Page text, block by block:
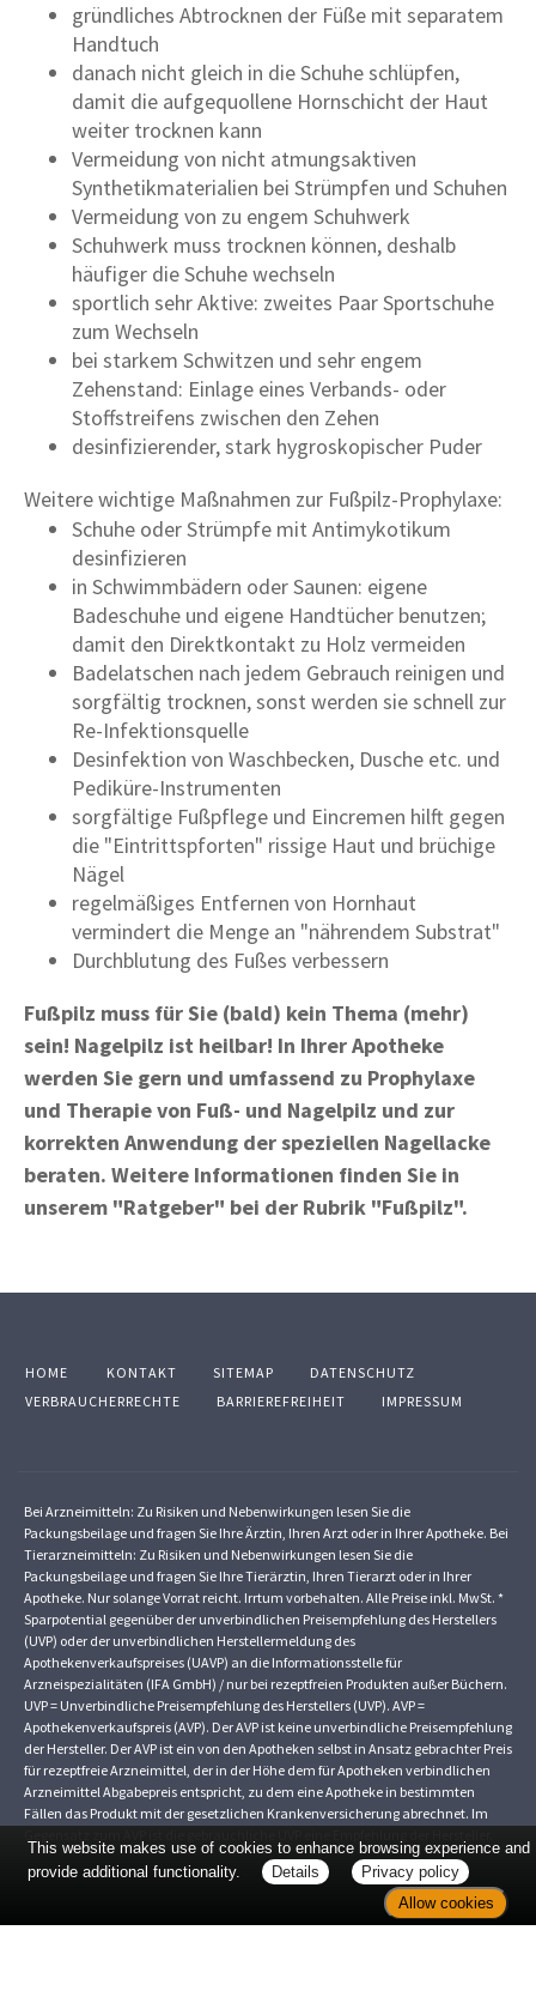
gründliches Abtrocknen der Füße mit separatem
Handtuch
danach nicht gleich in die Schuhe schlüpfen,
damit die aufgequollene Hornschicht der Haut
weiter trocknen kann
Vermeidung von nicht atmungsaktiven
Synthetikmaterialien bei Strümpfen und Schuhen
Vermeidung von zu engem Schuhwerk
Schuhwerk muss trocknen können, deshalb
häufiger die Schuhe wechseln
sportlich sehr Aktive: zweites Paar Sportschuhe
zum Wechseln
bei starkem Schwitzen und sehr engem
Zehenstand: Einlage eines Verbands- oder
Stoffstreifens zwischen den Zehen
desinfizierender, stark hygroskopischer Puder
Weitere wichtige Maßnahmen zur Fußpilz-Prophylaxe:
Schuhe oder Strümpfe mit Antimykotikum
desinfizieren
in Schwimmbädern oder Saunen: eigene
Badeschuhe und eigene Handtücher benutzen;
damit den Direktkontakt zu Holz vermeiden
Badelatschen nach jedem Gebrauch reinigen und
sorgfältig trocknen, sonst werden sie schnell zur
Re-Infektionsquelle
Desinfektion von Waschbecken, Dusche etc. und
Pediküre-Instrumenten
sorgfältige Fußpflege und Eincremen hilft gegen
die "Eintrittspforten" rissige Haut und brüchige
Nägel
regelmäßiges Entfernen von Hornhaut
vermindert die Menge an "nährendem Substrat"
Durchblutung des Fußes verbessern
Fußpilz muss für Sie (bald) kein Thema (mehr)
sein! Nagelpilz ist heilbar! In Ihrer Apotheke
werden Sie gern und umfassend zu Prophylaxe
und Therapie von Fuß- und Nagelpilz und zur
korrekten Anwendung der speziellen Nagellacke
beraten. Weitere Informationen finden Sie in
unserem "Ratgeber" bei der Rubrik "Fußpilz".
HOME KONTAKT SITEMAP
DATENSCHUTZ
VERBRAUCHERRECHTE
BARRIEREFREIHEIT IMPRESSUM
Bei Arzneimitteln: Zu Risiken und Nebenwirkungen lesen Sie die
Packungsbeilage und fragen Sie Ihre Ärztin, Ihren Arzt oder in Ihrer Apotheke. Bei
Tierarzneimitteln: Zu Risiken und Nebenwirkungen lesen Sie die
Packungsbeilage und fragen Sie Ihre Tierärztin, Ihren Tierarzt oder in Ihrer
Apotheke. Nur solange Vorrat reicht. Irrtum vorbehalten. Alle Preise inkl. MwSt. *
Sparpotential gegenüber der unverbindlichen Preisempfehlung des Herstellers
(UVP) oder der unverbindlichen Herstellermeldung des
Apothekenverkaufspreises (UAVP) an die Informationsstelle für
Arzneispezialitäten (IFA GmbH) / nur bei rezeptfreien Produkten außer Büchern.
UVP = Unverbindliche Preisempfehlung des Herstellers (UVP). AVP =
Apothekenverkaufspreis (AVP). Der AVP ist keine unverbindliche Preisempfehlung
der Hersteller. Der AVP ist ein von den Apotheken selbst in Ansatz gebrachter Preis
für rezeptfreie Arzneimittel, der in der Höhe dem für Apotheken verbindlichen
Arzneimittel Abgabepreis entspricht, zu dem eine Apotheke in bestimmten
Fällen das Produkt mit der gesetzlichen Krankenversicherung abrechnet. Im
This website makes use of cookies to enhance browsing experience and
provide additional functionality.
Details
Privacy policy
Allow cookies